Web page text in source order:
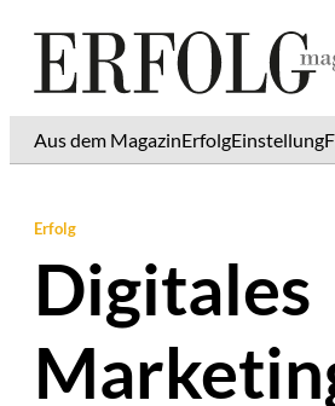
Aus dem MagazinErfolgEinstellung
Erfolg
Digitales